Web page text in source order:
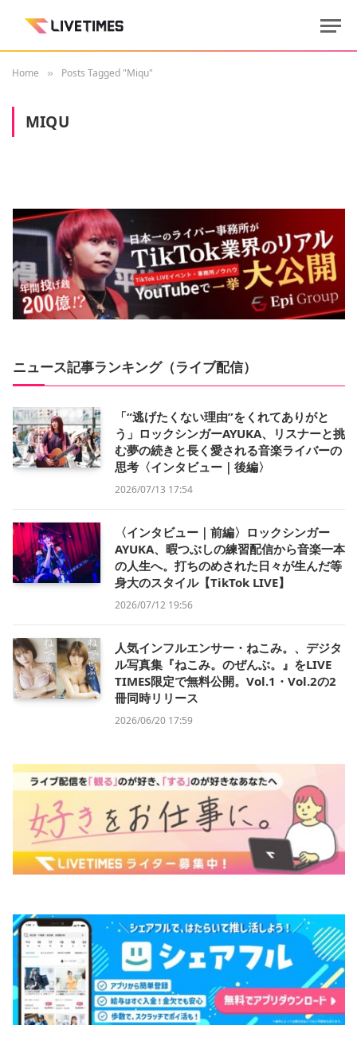
Home » Posts Tagged "Miqu"
MIQU
ニュース記事ランキング（ライブ配信）
「“逃げたくない理由”をくれてありがと
う」ロックシンガーAYUKA、リスナーと挑
む夢の続きと長く愛される音楽ライバーの
思考〈インタビュー｜後編〉
2026/07/13 17:54
〈インタビュー｜前編〉ロックシンガー
AYUKA、暇つぶしの練習配信から音楽一本
の人生へ。打ちのめされた日々が生んだ等
身大のスタイル【TikTok LIVE】
2026/07/12 19:56
人気インフルエンサー・ねこみ。、デジタ
ル写真集『ねこみ。のぜんぶ。』をLIVE
TIMES限定で無料公開。Vol.1・Vol.2の2
冊同時リリース
2026/06/20 17:59